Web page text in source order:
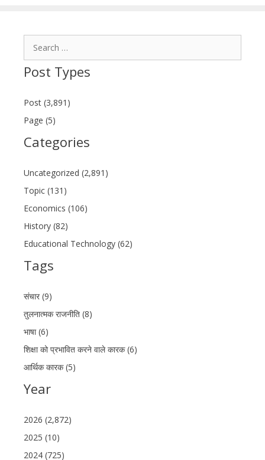
Post Types
Post (3,891)
Page (5)
Categories
Uncategorized (2,891)
Topic (131)
Economics (106)
History (82)
Educational Technology (62)
Tags
संचार (9)
तुलनात्मक राजनीति (8)
भाषा (6)
शिक्षा को प्रभावित करने वाले कारक (6)
आर्थिक कारक (5)
Year
2026 (2,872)
2025 (10)
2024 (725)